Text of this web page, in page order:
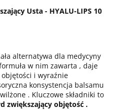
Usta - HYALU-LIPS 10
alternatywa dla medycyny
w nim zawarta , daje
i wyraźnie
konsystencja balsamu
. Kluczowe składniki to
zwiększający objętość .